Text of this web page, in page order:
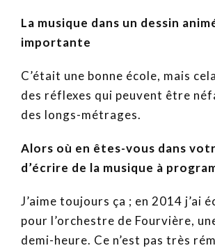
La musique dans un dessin
importante
C’était une bonne école, mais
des réflexes qui peuvent être
des longs-métrages.
Alors où en êtes-vous dans
d’écrire de la musique à
J’aime toujours ça ; en 2014 j’ai
pour l’orchestre de Fourvière,
demi-heure. Ce n’est pas très